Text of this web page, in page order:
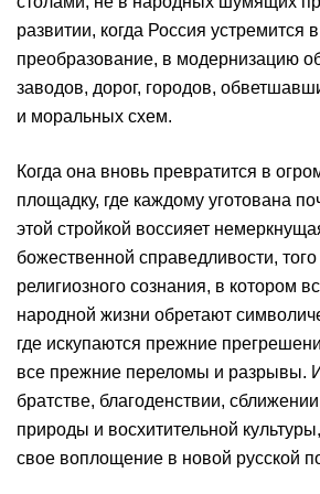
развитии, когда Россия устремится
преобразование, в модернизацию
заводов, дорог, городов,
и моральных схем.
Когда она вновь превратится в
площадку, где каждому уготована
этой стройкой воссияет
божественной справедливости,
религиозного сознания, в котором
народной жизни обретают
где искупаются прежние
все прежние переломы и разрывы.
братстве, благоденствии,
природы и восхитительной
свое воплощение в новой русской